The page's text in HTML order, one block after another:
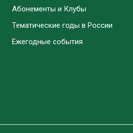
Абонементы и Клубы
Тематические годы в России
Ежегодные события